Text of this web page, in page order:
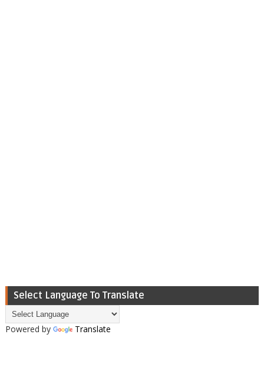
Select Language To Translate
Powered by Translate